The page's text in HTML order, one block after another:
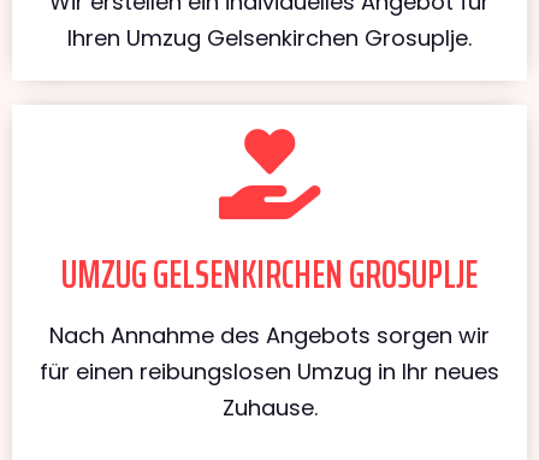
Ihren Umzug Gelsenkirchen Grosuplje.
UMZUG GELSENKIRCHEN GROSUPLJE
Nach Annahme des Angebots sorgen wir
für einen reibungslosen Umzug in Ihr neues
Zuhause.